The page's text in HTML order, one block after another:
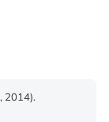
2014).